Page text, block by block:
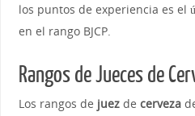
los puntos de experiencia es el
en el rango BJCP.
Rangos de Jueces de
Los rangos de juezde cerveza